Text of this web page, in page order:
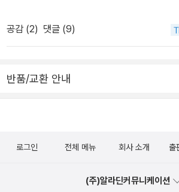
몇 개 들어가는데가정(족)독서에 몇 몇 가족
가정(족) 독서는 우리가족만 찍는대서 좀 부담
가족 실생활을 그대로 보여주는 쪽으로 가보
도서만 담아봅니다.<도서관> 엘리자베스 브라
S 다큐팀에서 우리집에 촬영온다는 페이퍼를
한보따리 보내왔다.감짝선물은 언제나 감동의
노력상 : 도서상품권 3명(총 15만 원)독서신
눔상 : 일본 문학기행 2팀 6명(중/고 1팀) • 좋
1일(월)장소 : 일본 오사카, 고베, 교토, 아와지
(22)+지로 이야기|발표| 6월 21일(월)(양철
개별 통보) |보낼 곳| 우편 : 121-840 서울
2 도서출판 양철북 독서감상문대회 담당
t/tindrum) / 전화 02-335-6407 |유의 사항|
후기는 둘째 날 오전까지 4회차 쓰곤 땡~이었
위기 조성하려면 이어서 써야 겠죠.ㅋㅋㅋ양철
독서감상문대회 알림 사진에 순오기가 중앙
2009년 5월 1일 ~ 6월 1일까지 발 표 ;
다음 카페에 공지 및 개별 통보)일본문학기
09년 7월 26일(일)~ 29일(수) 3박 4일장
은 '전쟁과 평화를 따라 가는 여행'으로 오키
을 방문할 예정이랍니다응모자격 독서감상문
공감 (2) 댓글 (9)
반품/교환 안내
로그인 전체 메뉴 회사 소개 출
(주)알라딘커뮤니케이션